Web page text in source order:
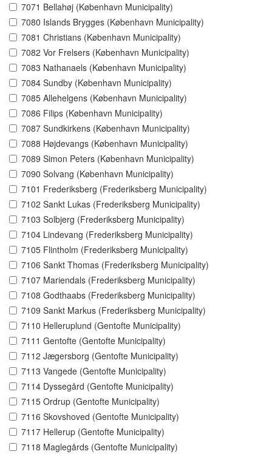
7071 Bellahøj (København Municipality)
7080 Islands Brygges (København Municipality)
7081 Christians (København Municipality)
7082 Vor Frelsers (København Municipality)
7083 Nathanaels (København Municipality)
7084 Sundby (København Municipality)
7085 Allehelgens (København Municipality)
7086 Filips (København Municipality)
7087 Sundkirkens (København Municipality)
7088 Højdevangs (København Municipality)
7089 Simon Peters (København Municipality)
7090 Solvang (København Municipality)
7101 Frederiksberg (Frederiksberg Municipality)
7102 Sankt Lukas (Frederiksberg Municipality)
7103 Solbjerg (Frederiksberg Municipality)
7104 Lindevang (Frederiksberg Municipality)
7105 Flintholm (Frederiksberg Municipality)
7106 Sankt Thomas (Frederiksberg Municipality)
7107 Mariendals (Frederiksberg Municipality)
7108 Godthaabs (Frederiksberg Municipality)
7109 Sankt Markus (Frederiksberg Municipality)
7110 Helleruplund (Gentofte Municipality)
7111 Gentofte (Gentofte Municipality)
7112 Jægersborg (Gentofte Municipality)
7113 Vangede (Gentofte Municipality)
7114 Dyssegård (Gentofte Municipality)
7115 Ordrup (Gentofte Municipality)
7116 Skovshoved (Gentofte Municipality)
7117 Hellerup (Gentofte Municipality)
7118 Maglegårds (Gentofte Municipality)